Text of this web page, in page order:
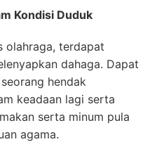
Kondisi Duduk
olahraga, terdapat
dahaga. Dapat
hendak
keadaan lagi serta
serta minum pula
agama.